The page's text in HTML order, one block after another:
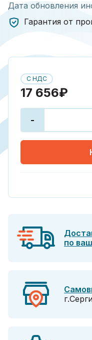
Дата обновления
Гарантия от
С НДС
17 656₽
-
по